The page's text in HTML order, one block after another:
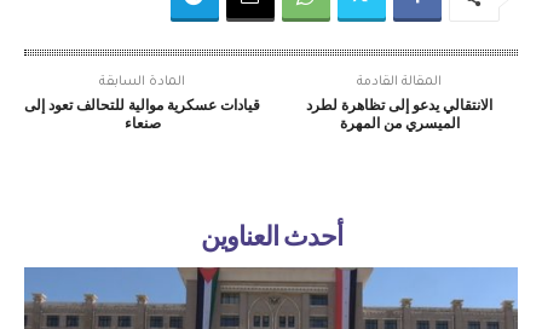
المادة السابقة
قيادات عسكرية موالية للتحالف تعود إلى
صنعاء
المقالة القادمة
الانتقالي يدعو إلى تظاهرة لطرد
الميسري من المهرة
أحدث العناوين